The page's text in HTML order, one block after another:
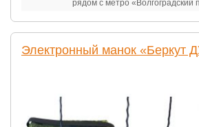
рядом с метро «Волгоградский
Электронный манок «Беркут